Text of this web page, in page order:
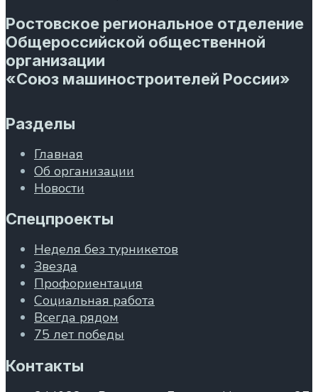
Ростовское региональное отделение
Общероссийской общественной
организации
«Союз машиностроителей России»
Разделы
Главная
Об организации
Новости
Спецпроекты
Неделя без турникетов
Звезда
Профориентация
Социальная работа
Всегда рядом
75 лет победы
Контакты